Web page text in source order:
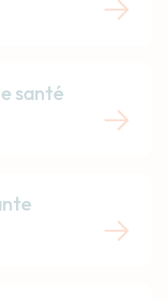
santé